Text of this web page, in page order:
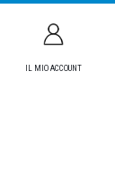
IL MIO ACCOUNT